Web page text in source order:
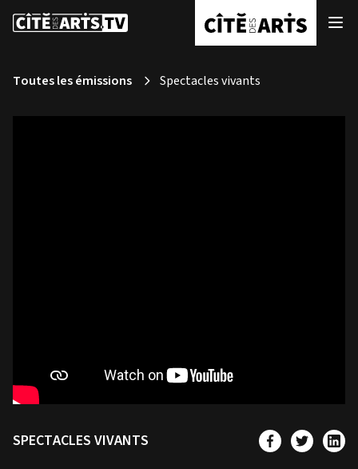
Toutes les émissions Spectacles vivants
SPECTACLES VIVANTS